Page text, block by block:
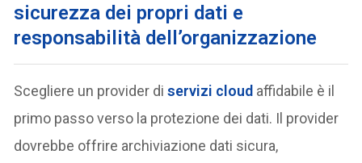
sicurezza dei propri dati e
responsabilità dell’organizzazione
Scegliere un provider diservizi cloud affidabile è il
primo passo verso la protezione dei dati. Il provider
dovrebbe offrire archiviazione dati sicura,